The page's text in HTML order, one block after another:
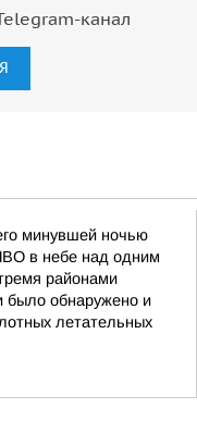
канал
минувшей ночью
в небе над одним
районами
было обнаружено и
летательных